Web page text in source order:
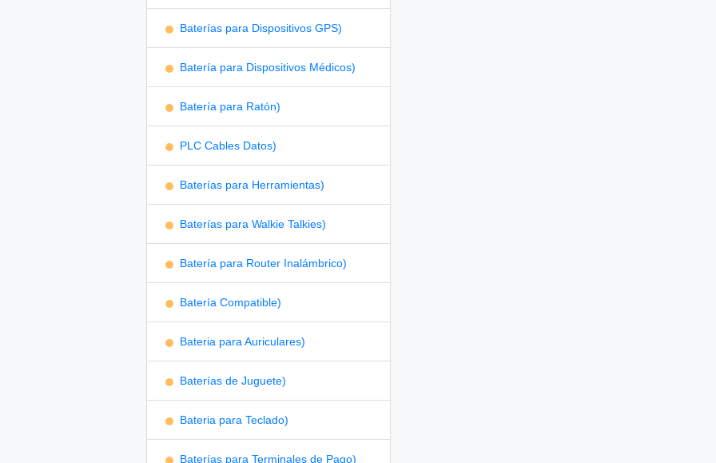
Baterías para Dispositivos GPS)
Batería para Dispositivos Médicos)
Batería para Ratón)
PLC Cables Datos)
Baterías para Herramientas)
Baterías para Walkie Talkies)
Batería para Router Inalámbrico)
Batería Compatible)
Bateria para Auriculares)
Baterías de Juguete)
Bateria para Teclado)
Baterías para Terminales de Pago)